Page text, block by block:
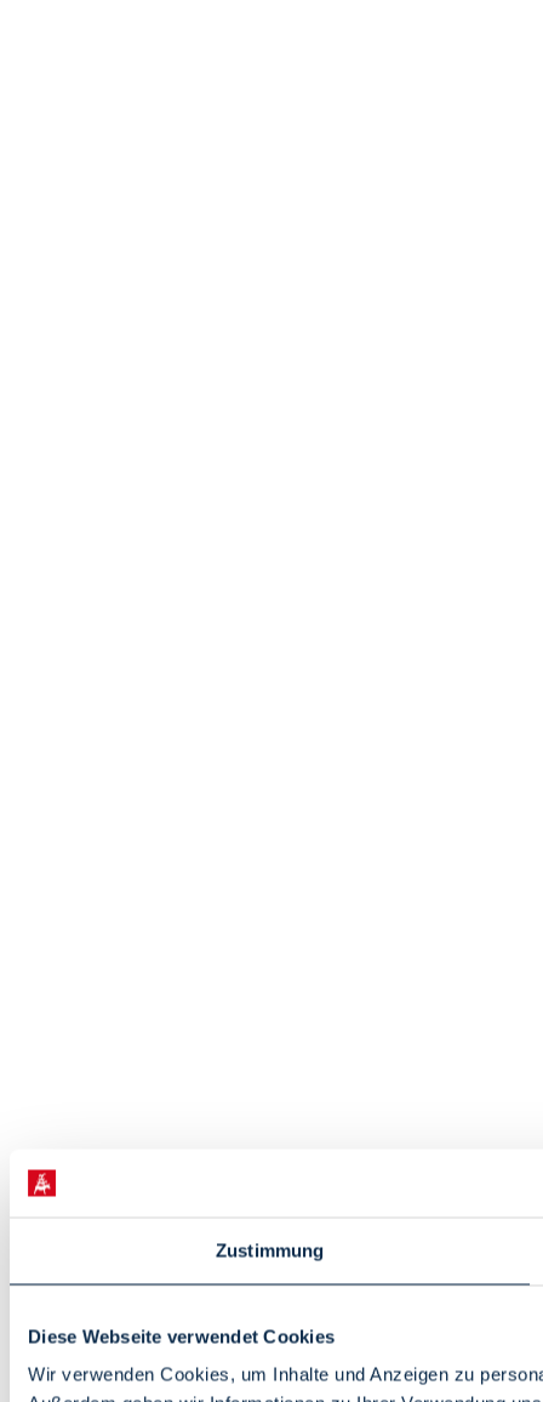
Zustimmung
Diese Webseite verwendet Cookies
Wir verwenden Cookies, um Inhalte und Anzeigen zu